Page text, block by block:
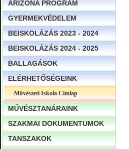
ARIZONA PROGRAM
GYERMEKVÉDELEM
BEISKOLÁZÁS 2023 - 2024
BEISKOLÁZÁS 2024 - 2025
BALLAGÁSOK
ELÉRHETŐSÉGEINK
Művészeti Iskola Címlap
MŰVÉSZTANÁRAINK
SZAKMAI DOKUMENTUMOK
TANSZAKOK